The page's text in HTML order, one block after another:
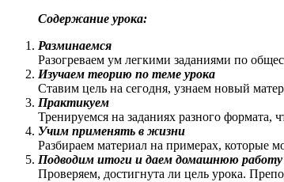
Содержание урока:
Разминаемся
Разогреваем ум легкими заданиями по
Изучаем теорию по теме урока
Ставим цель на сегодня, узнаем новый
Практикуем
Тренируемся на заданиях разного формата,
Учим применять в жизни
Разбираем материал на примерах, которые
Подводим итоги и даем домашнюю работу
Проверяем, достигнута ли цель урока.